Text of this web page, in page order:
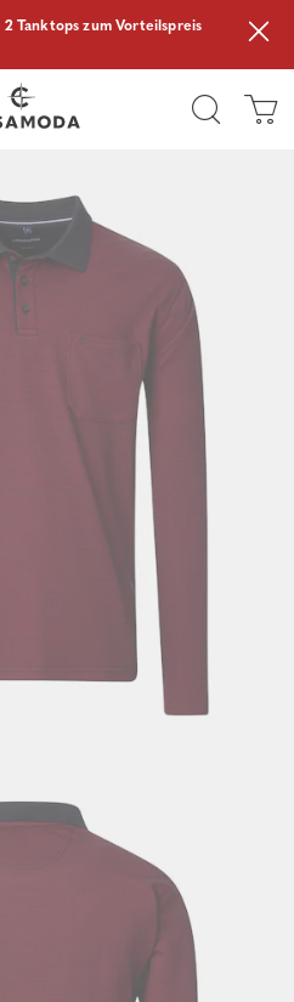
2 Tanktops zum Vorteilspreis